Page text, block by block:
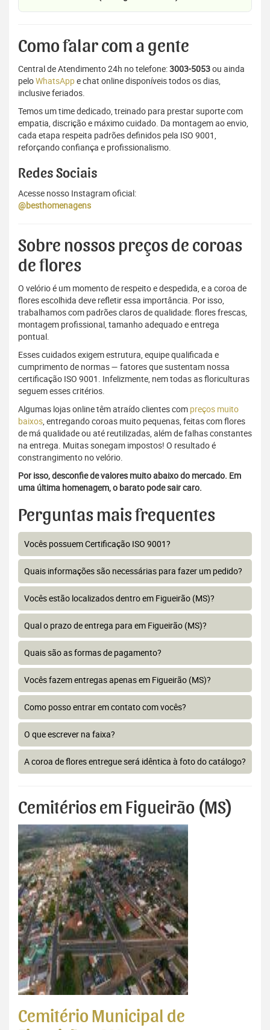
Como falar com a gente
Central de Atendimento 24h no telefone:3003-5053ou ainda
peloWhatsAppe chat online disponíveis todos os dias,
inclusive feriados.
Temos um time dedicado, treinado para prestar suporte com
empatia, discrição e máximo cuidado. Da montagem ao envio,
cada etapa respeita padrões definidos pela ISO 9001,
reforçando confiança e profissionalismo.
Redes Sociais
Acesse nosso Instagram oficial:
@besthomenagens
Sobre nossos preços de coroas
de flores
O velório é um momento de respeito e despedida, e a coroa de
flores escolhida deve refletir essa importância. Por isso,
trabalhamos com padrões claros de qualidade: flores frescas,
montagem profissional, tamanho adequado e entrega
pontual.
Esses cuidados exigem estrutura, equipe qualificada e
cumprimento de normas — fatores que sustentam nossa
certificação ISO 9001. Infelizmente, nem todas as floriculturas
seguem esses critérios.
Algumas lojas online têm atraído clientes com preços muito
baixos, entregando coroas muito pequenas, feitas com flores
de má qualidade ou até reutilizadas, além de falhas constantes
na entrega. Muitas sonegam impostos! O resultado é
constrangimento no velório.
Por isso, desconfie de valores muito abaixo do mercado. Em
uma última homenagem, o barato pode sair caro.
Perguntas mais frequentes
Vocês possuem Certificação ISO 9001?
Quais informações são necessárias para fazer um pedido?
Vocês estão localizados dentro em Figueirão (MS)?
Qual o prazo de entrega para em Figueirão (MS)?
Quais são as formas de pagamento?
Vocês fazem entregas apenas em Figueirão (MS)?
Como posso entrar em contato com vocês?
O que escrever na faixa?
A coroa de flores entregue será idêntica à foto do catálogo?
Cemitérios em Figueirão (MS)
Cemitério Municipal de